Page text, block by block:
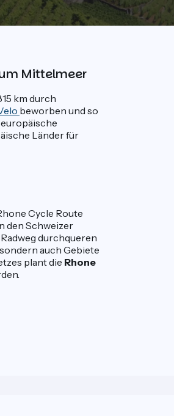
Mittelmeer
km durch
beworben und so
Länder für
Cycle Route
den Schweizer
durchqueren
auch Gebiete
plant die Rhone